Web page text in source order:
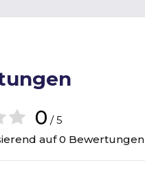
0 / 5
auf 0 Bewertungen